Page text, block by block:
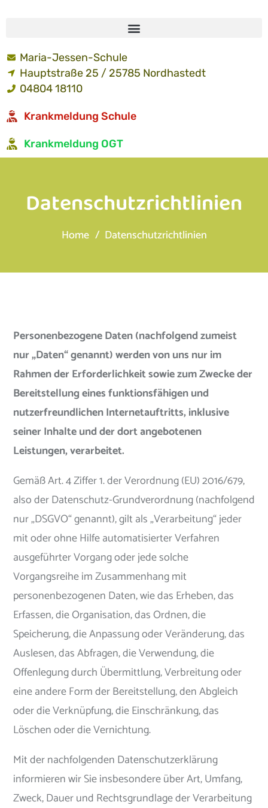
Maria-Jessen-Schule
Hauptstraße 25 / 25785 Nordhastedt
04804 18110
Krankmeldung Schule
Krankmeldung OGT
Datenschutzrichtlinien
Home Datenschutzrichtlinien
Personenbezogene Daten (nachfolgend zumeist
nur „Daten“ genannt) werden von uns nur im
Rahmen der Erforderlichkeit sowie zum Zwecke der
Bereitstellung eines funktionsfähigen und
nutzerfreundlichen Internetauftritts, inklusive
seiner Inhalte und der dort angebotenen
Leistungen, verarbeitet.
Gemäß Art. 4 Ziffer 1. der Verordnung (EU) 2016/679,
also der Datenschutz-Grundverordnung (nachfolgend
nur „DSGVO“ genannt), gilt als „Verarbeitung“ jeder
mit oder ohne Hilfe automatisierter Verfahren
ausgeführter Vorgang oder jede solche
Vorgangsreihe im Zusammenhang mit
personenbezogenen Daten, wie das Erheben, das
Erfassen, die Organisation, das Ordnen, die
Speicherung, die Anpassung oder Veränderung, das
Auslesen, das Abfragen, die Verwendung, die
Offenlegung durch Übermittlung, Verbreitung oder
eine andere Form der Bereitstellung, den Abgleich
oder die Verknüpfung, die Einschränkung, das
Löschen oder die Vernichtung.
Mit der nachfolgenden Datenschutzerklärung
informieren wir Sie insbesondere über Art, Umfang,
Zweck, Dauer und Rechtsgrundlage der Verarbeitung